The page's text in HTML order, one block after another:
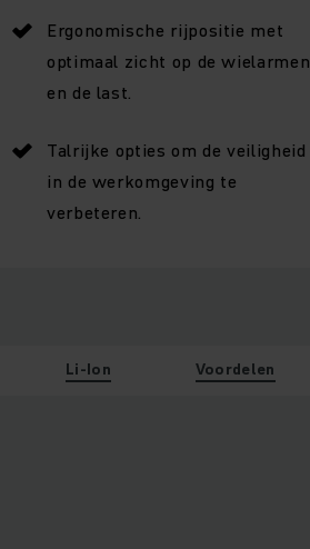
Ergonomische rijpositie met
optimaal zicht op de wielarmen
en de last.
Talrijke opties om de veiligheid
in de werkomgeving te
verbeteren.
Li-Ion Voordelen